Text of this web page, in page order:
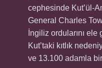
cephesinde Kut’ül-
General Charles
İngiliz ordularını
Kut’taki kıtlık
ve 13.100 adamla